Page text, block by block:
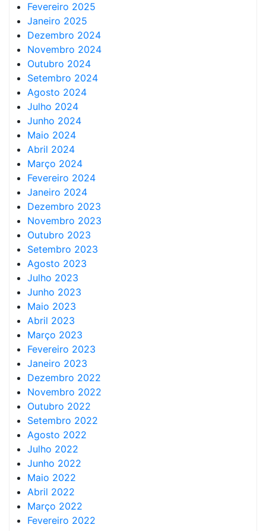
Fevereiro 2025
Janeiro 2025
Dezembro 2024
Novembro 2024
Outubro 2024
Setembro 2024
Agosto 2024
Julho 2024
Junho 2024
Maio 2024
Abril 2024
Março 2024
Fevereiro 2024
Janeiro 2024
Dezembro 2023
Novembro 2023
Outubro 2023
Setembro 2023
Agosto 2023
Julho 2023
Junho 2023
Maio 2023
Abril 2023
Março 2023
Fevereiro 2023
Janeiro 2023
Dezembro 2022
Novembro 2022
Outubro 2022
Setembro 2022
Agosto 2022
Julho 2022
Junho 2022
Maio 2022
Abril 2022
Março 2022
Fevereiro 2022